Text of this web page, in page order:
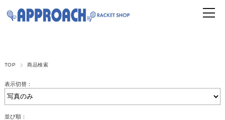
TOP 商品検索
表示切替：
並び順：